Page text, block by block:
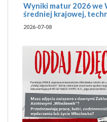
Wyniki matur 2026 we
średniej krajowej,
2026-07-08